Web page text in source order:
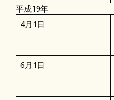
平成19年
4月1日
6月1日